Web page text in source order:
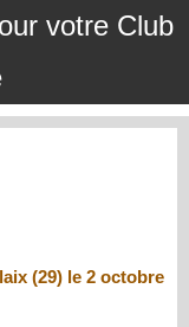
votre Club
(29) le 2 octobre